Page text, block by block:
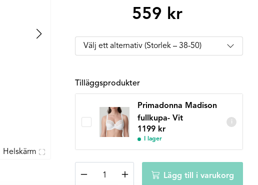
Helskärm
559 kr
Tilläggsprodukter
Primadonna Madison
fullkupa- Vit
1199 kr
I lager
i
−
Madison
+ Lägg till i varukorg